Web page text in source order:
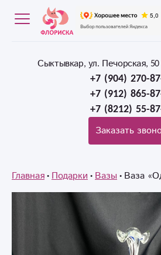
Сыктывкар, ул. Печорская, 50
+7 (904) 270-
+7 (912) 865-
+7 (8212) 55-
Заказать
Главная Подарки Вазы Ваза